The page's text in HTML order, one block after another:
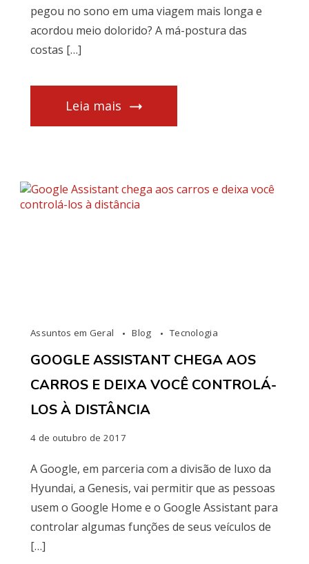
pegou no sono em uma viagem mais longa e
acordou meio dolorido? A má-postura das
costas […]
Leia mais
Assuntos em Geral Blog Tecnologia
GOOGLE ASSISTANT CHEGA AOS
CARROS E DEIXA VOCÊ CONTROLÁ-
LOS À DISTÂNCIA
4 de outubro de 2017
A Google, em parceria com a divisão de luxo da
Hyundai, a Genesis, vai permitir que as pessoas
usem o Google Home e o Google Assistant para
controlar algumas funções de seus veículos de
[…]